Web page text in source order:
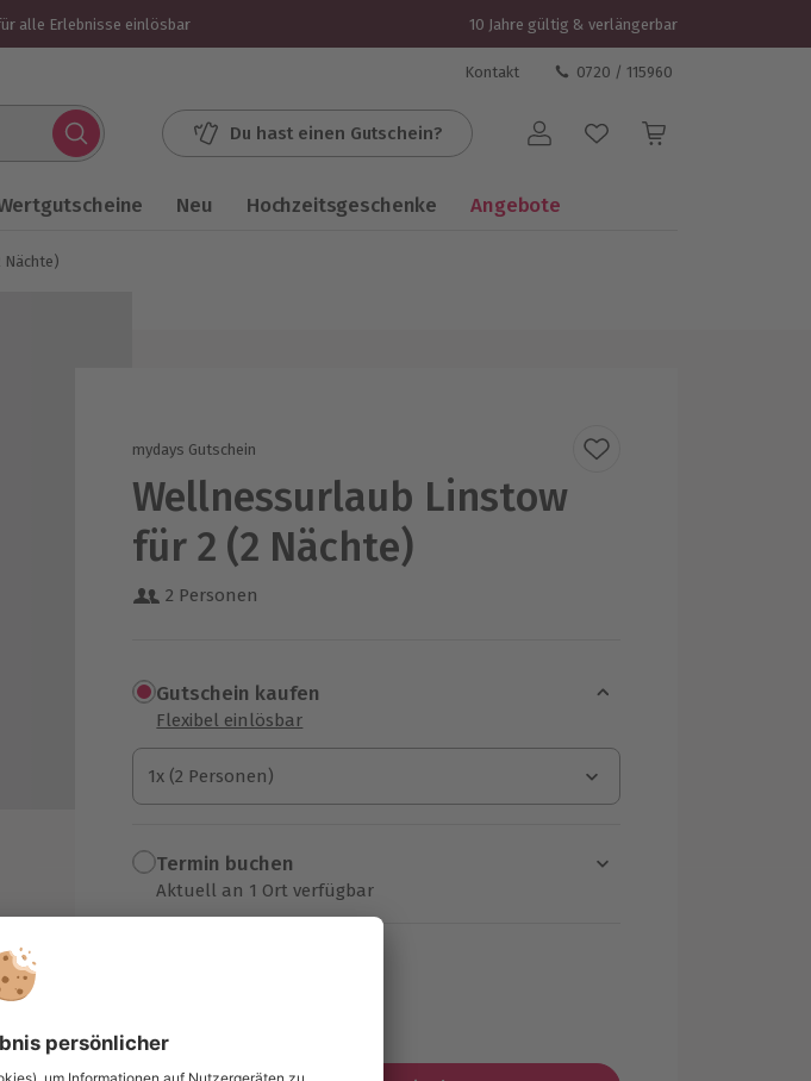
alle Erlebnisse einlösbar 10 Jahre gültig & verlängerbar
Kontakt 0720 / 115960
Du hast einen Gutschein? Benutzerkonto
Neu Hochzeitsgeschenke Angebote
mydays Gutschein
Wellnessurlaub Linstow
für 2 (2 Nächte)
2 Personen
Gutschein kaufen
Flexibel einlösbar
1x (2 Personen)
1x (2 Personen)
1x (2 Personen)
Termin buchen
Aktuell an 1 Ort verfügbar